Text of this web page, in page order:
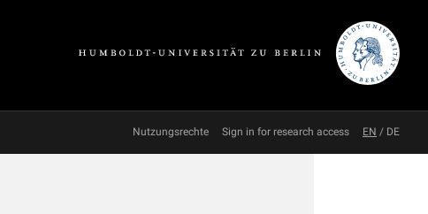
Nutzungsrechte Sign in for research access EN / DE